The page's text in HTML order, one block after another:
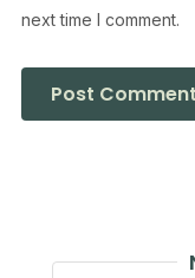
next time I comment.